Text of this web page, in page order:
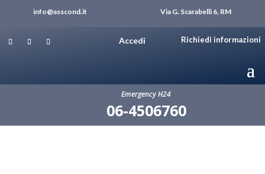
info@asscond.it Via G. Scarabelli 6, RM
Accedi Richiedi informazioni
Emergency H24
06-4506760